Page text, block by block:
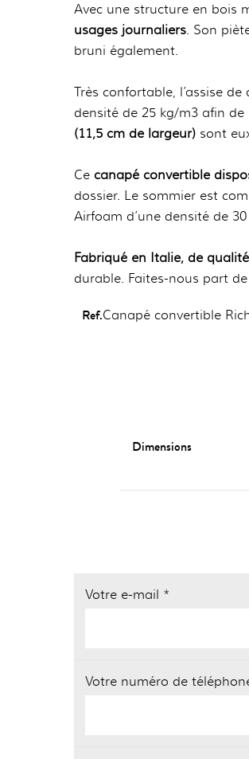
Avec une structure en bois
usages journaliers. Son
bruni également.
Très confortable, l’assise
densité de 25 kg/m3 afin
(11,5 cm de largeur) sont
Ce canapé convertible
dossier. Le sommier est
Airfoam d’une densité de
Fabriqué en Italie, de
durable. Faites-nous part
Ref.Canapé convertible
Dimensions
Votre e-mail *
Votre numéro de